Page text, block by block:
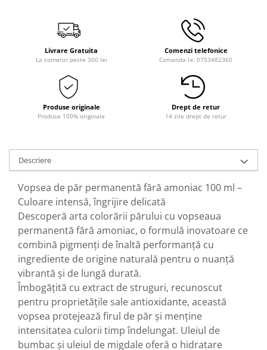
Livrare Gratuita
La comenzi peste 300 lei
Comenzi telefonice
Comanda la: 0753482360
Produse originale
Produse 100% originale
Drept de retur
14 zile drept de retur
Descriere
Vopsea de păr permanentă fără amoniac 100 ml –
Culoare intensă, îngrijire delicată
Descoperă arta colorării părului cu vopseaua
permanentă fără amoniac, o formulă inovatoare ce
combină pigmenți de înaltă performanță cu
ingrediente de origine naturală pentru o nuanță
vibrantă și de lungă durată.
Îmbogățită cu extract de struguri, recunoscut
pentru proprietățile sale antioxidante, această
vopsea protejează firul de păr și menține
intensitatea culorii timp îndelungat. Uleiul de
bumbac și uleiul de migdale oferă o hidratare